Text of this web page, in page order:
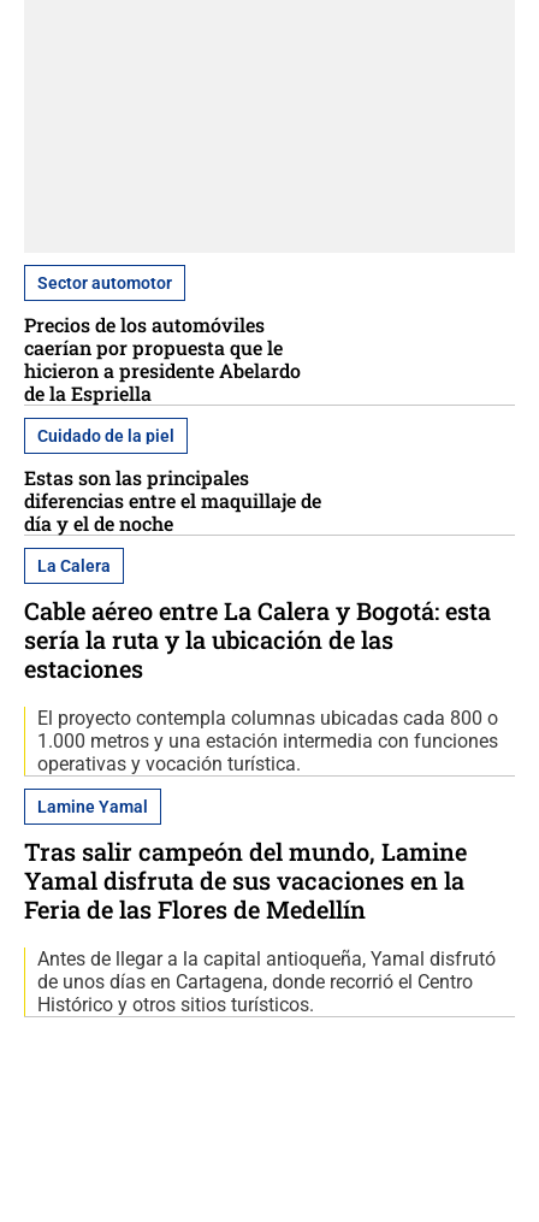
Sector automotor
Precios de los automóviles
caerían por propuesta que le
hicieron a presidente Abelardo
de la Espriella
Cuidado de la piel
Estas son las principales
diferencias entre el maquillaje de
día y el de noche
La Calera
Cable aéreo entre La Calera y Bogotá: esta
sería la ruta y la ubicación de las
estaciones
El proyecto contempla columnas ubicadas cada 800 o
1.000 metros y una estación intermedia con funciones
operativas y vocación turística.
Lamine Yamal
Tras salir campeón del mundo, Lamine
Yamal disfruta de sus vacaciones en la
Feria de las Flores de Medellín
Antes de llegar a la capital antioqueña, Yamal disfrutó
de unos días en Cartagena, donde recorrió el Centro
Histórico y otros sitios turísticos.